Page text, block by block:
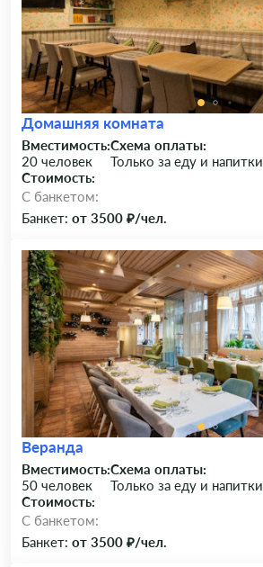
Домашняя комната
Вместимость:
20 человек
Схема оплаты:
Только за еду и напитки
Стоимость:
C банкетом:
Банкет: от 3500 ₽/чел.
Веранда
Вместимость:
50 человек
Схема оплаты:
Только за еду и напитки
Стоимость:
C банкетом:
Банкет: от 3500 ₽/чел.